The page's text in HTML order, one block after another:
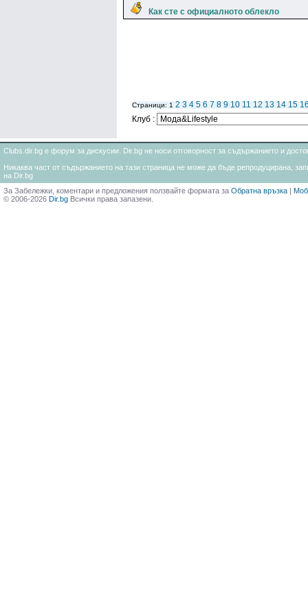
Как сте с официалното облекло
Страници: 1 2 3 4 5 6 7 8 9 10 11 12 13 14 15
Клуб :
Clubs.dir.bg е форум за дискусии. Dir.bg не носи отговорност за съдържанието и
Никаква част от съдържанието на тази страница не може да бъде репродуцирана,
на Dir.bg
За Забележки, коментари и предложения ползвайте формата за Обратна връзка |
© 2006-2026 Dir.bg Всички права запазени.